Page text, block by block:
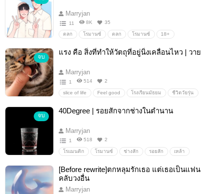
Marryjan
11 8K 35
ตลก โรมานซ์ ตลก โรมานซ์ 18+
Erotic โจ้สัปดน ดราม่า
จบ
แรง คือ สิ่งที่ทำให้วัตถุที่อยู่นิ่งเคลื่อนไหว | วาย
Marryjan
1 514 2
slice of life Feel good โรงเรียนมัธยม ชีวิตวัยรุ่น
จบ
40Degree | รอยสักจากช่างในตำนาน
Marryjan
1 518 2
โรแมนติก โรมานซ์ ช่างสัก รอยสัก เหล้า
[Before rewrite]ตกหลุมรักเธอ แต่เธอเป็นแฟน
คลับวงอื่น
Marryjan